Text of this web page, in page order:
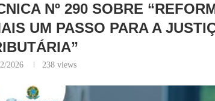
Nº 290 SOBRE
UM PASSO PARA A
2026 238views